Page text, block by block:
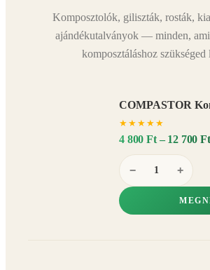
Komposztolók, giliszták, rosták,
ajándékutalványok — minden,
komposztáláshoz szükséged
COMPASTOR
★ ★ ★ ★ ★
4 800 Ft – 12 700 Ft
− +